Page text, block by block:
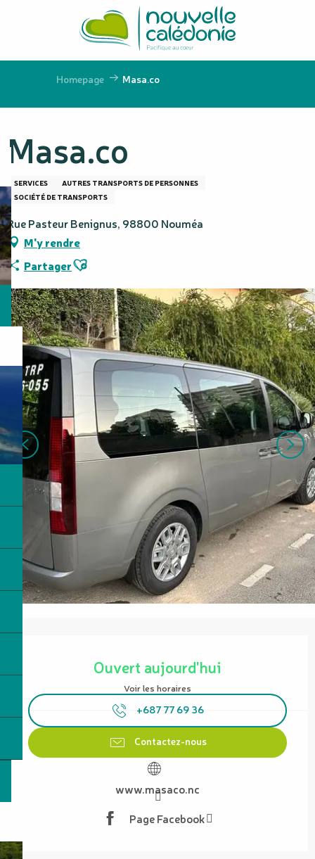
principal
Homepage Masa.co
Masa.co
SERVICES
AUTRES TRANSPORTS DE PERSONNES
SOCIÉTÉ DE TRANSPORTS
Rue Pasteur Benignus, 98800 Nouméa
M'y rendre
PartagerAjouter aux favoris
Ouvert aujourd'hui
Voir les horaires
+687 77 69 36
Contactez-nous
www.masaco.nc
Page Facebook